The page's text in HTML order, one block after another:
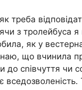
треба
з тролейбуса
як у
що вчинила
до сnівчуття чи